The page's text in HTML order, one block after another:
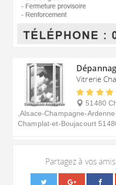
Vitrerie
51480
,Alsace-Champagne-
Champlat-et-Boujacourt
Partagez à vos